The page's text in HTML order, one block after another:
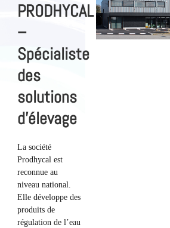
PRODHYCAL
–
Spécialiste
des
solutions
d’élevage
La société
Prodhycal est
reconnue au
niveau national.
Elle développe des
produits de
régulation de l’eau